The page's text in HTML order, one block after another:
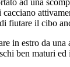
fiutare il cibo
in estro da
ben maturi ed